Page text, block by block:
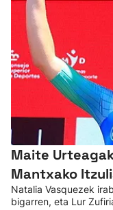
Maite
Mantxako
Natalia Vasquezek
bigarren, eta Lur